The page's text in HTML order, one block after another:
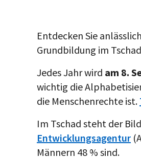
Entdecken Sie
Grundbildung im
Jedes Jahr wird am 8.
wichtig die
die Menschenrechte ist.
Im Tschad steht der
Entwicklungsagentur
Männern 48 % sind.